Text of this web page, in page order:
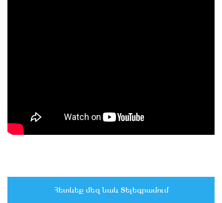
Հետևեք մեզ նաև Տելեգրամում